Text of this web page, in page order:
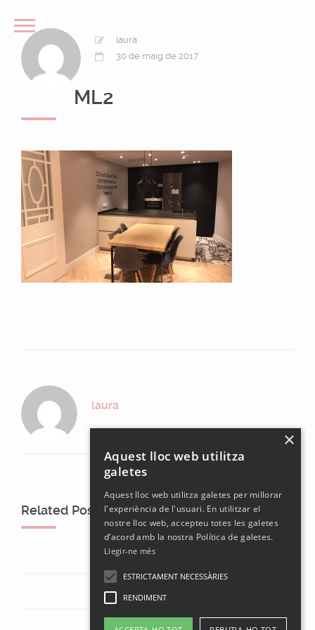
laura
30 de maig de 2017
ML2
laura
Related Posts
×
Aquest lloc web utilitza
galetes
Aquest lloc web utilitza galetes per millorar
l'experiència de l'usuari. En utilitzar el
nostre lloc web, accepteu totes les galetes
d’acord amb la nostra Política de galetes.
Llegir-ne més
ESTRICTAMENT NECESSÀRIES
RENDIMENT